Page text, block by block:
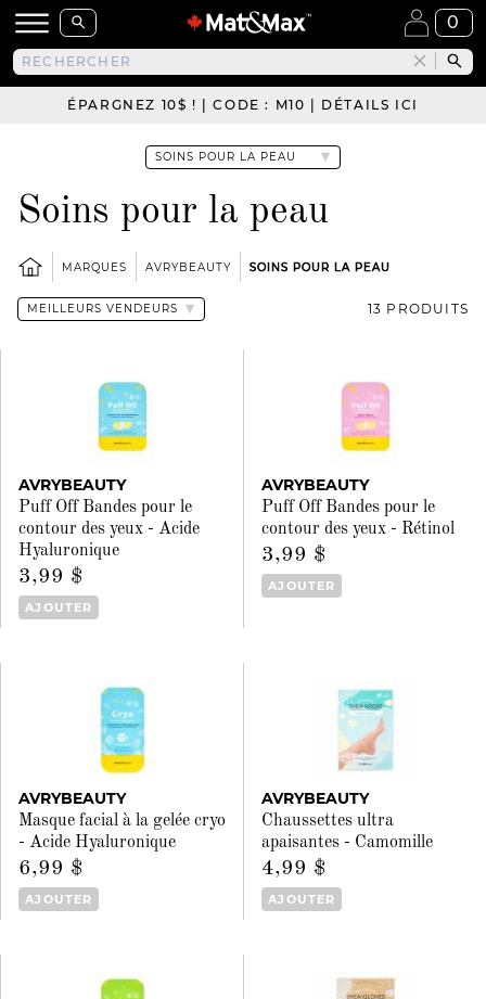
0
ÉPARGNEZ 10$ ! | CODE : M10 | DÉTAILS ICI
Soins pour la peau
MARQUES AVRYBEAUTY SOINS POUR LA PEAU
13 PRODUITS
AVRYBEAUTY
Puff Off Bandes pour le
contour des yeux - Acide
Hyaluronique
3,99 $
AJOUTER
AVRYBEAUTY
Puff Off Bandes pour le
contour des yeux - Rétinol
3,99 $
AJOUTER
AVRYBEAUTY
Masque facial à la gelée cryo
- Acide Hyaluronique
6,99 $
AJOUTER
AVRYBEAUTY
Chaussettes ultra
apaisantes - Camomille
4,99 $
AJOUTER